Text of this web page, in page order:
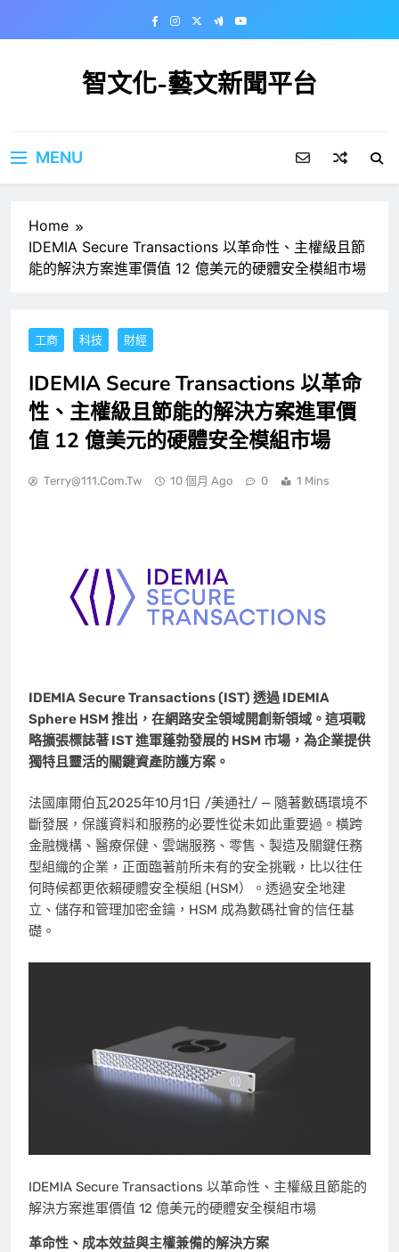
智文化-藝文新聞平台
MENU
Home
IDEMIA Secure Transactions 以革命性、主權級且節
能的解決方案進軍價值 12 億美元的硬體安全模組市場
工商 科技 財經
IDEMIA Secure Transactions 以革命
性、主權級且節能的解決方案進軍價
值 12 億美元的硬體安全模組市場
Terry@111.com.tw 10 個月 Ago 0 1 Mins
IDEMIA Secure Transactions (IST) 透過 IDEMIA
Sphere HSM 推出，在網路安全領域開創新領域。這項戰
略擴張標誌著 IST 進軍蓬勃發展的 HSM 市場，為企業提供
獨特且靈活的關鍵資產防護方案。
法國庫爾伯瓦2025年10月1日 /美通社/ — 隨著數碼環境不
斷發展，保護資料和服務的必要性從未如此重要過。橫跨
金融機構、醫療保健、雲端服務、零售、製造及關鍵任務
型組織的企業，正面臨著前所未有的安全挑戰，比以往任
何時候都更依賴硬體安全模組 (HSM）。透過安全地建
立、儲存和管理加密金鑰，HSM 成為數碼社會的信任基
礎。
IDEMIA Secure Transactions 以革命性、主權級且節能的
解決方案進軍價值 12 億美元的硬體安全模組市場
革命性、成本效益與主權兼備的解決方案